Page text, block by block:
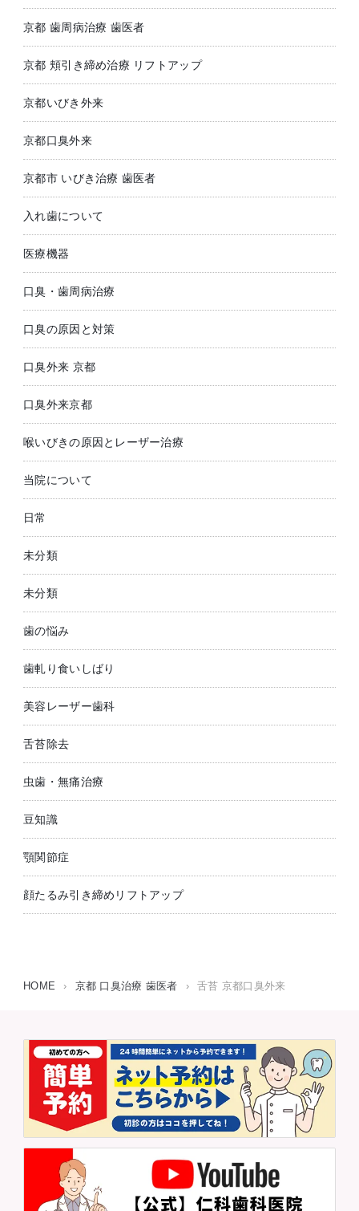
京都 歯周病治療 歯医者
京都 頬引き締め治療 リフトアップ
京都いびき外来
京都口臭外来
京都市 いびき治療 歯医者
入れ歯について
医療機器
口臭・歯周病治療
口臭の原因と対策
口臭外来 京都
口臭外来京都
喉いびきの原因とレーザー治療
当院について
日常
未分類
未分類
歯の悩み
歯軋り食いしばり
美容レーザー歯科
舌苔除去
虫歯・無痛治療
豆知識
顎関節症
顔たるみ引き締めリフトアップ
HOME › 京都 口臭治療 歯医者 › 舌苔 京都口臭外来